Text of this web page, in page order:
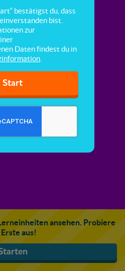
ansehen. Probiere
aus!
bestätigst du, dass
einverstanden bist.
zur
Daten findest du in
Start